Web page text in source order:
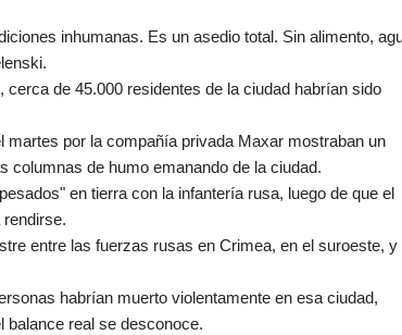
inhumanas. Es un asedio total. Sin alimento,
de 45.000 residentes de la ciudad habrían sido
por la compañía privada Maxar mostraban un
columnas de humo emanando de la ciudad.
en tierra con la infantería rusa, luego de que el
entre las fuerzas rusas en Crimea, en el suroeste, y
habrían muerto violentamente en esa ciudad,
balance real se desconoce.